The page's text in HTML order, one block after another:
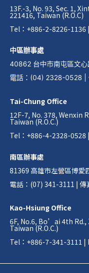
13F.-3, No. 93, Sec. 1,
221416, Taiwan (R.O.C)
Tel：+886-2-8226-1136
中區辦事處
40862 台中市南屯區文
電話 ： (04) 2328-0528
Tai-Chung Office
12F-7, No. 378, Wenxin
Taiwan (R.O.C.)
Tel：+886-4-2328-0528
南區辦事處
81369 高雄市左營區博愛
電話：(07) 341-3111 |
Kao-Hsiung Office
6F, No.6, Bo’ai 4th
Taiwan (R.O.C.)
Tel：+886-7-341-3111 |